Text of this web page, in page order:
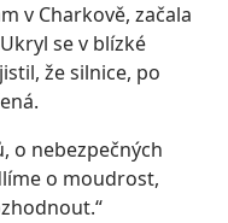
v Charkově, začala
se v blízké
že silnice, po
o nebezpečných
o moudrost,